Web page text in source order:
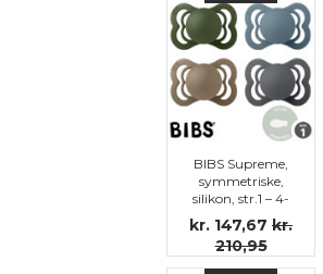
BIBS Supreme,
symmetriske,
silikon, str.1 – 4-
pakning (Petrol,
Iron, Hunter
green, Dark
Oak)
kr. 147,67 kr.
210,95